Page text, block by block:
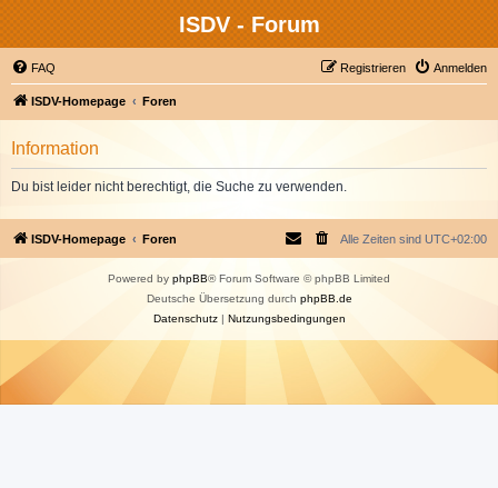
ISDV - Forum
FAQ Anmelden
Registrieren
ISDV-Homepage Foren
Information
Du bist leider nicht berechtigt, die Suche zu verwenden.
ISDV-Homepage Foren Alle Zeiten sind UTC+02:00
Powered by phpBB® Forum Software © phpBB Limited
Deutsche Übersetzung durch phpBB.de
Datenschutz| Nutzungsbedingungen